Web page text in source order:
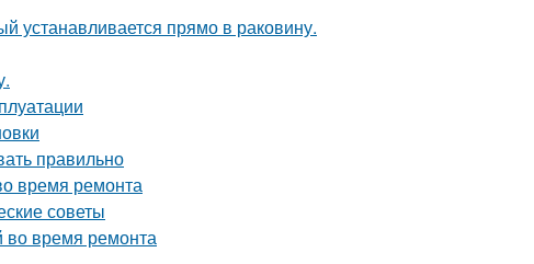
устанавливается прямо в раковину.
правильно
время ремонта
советы
во время ремонта